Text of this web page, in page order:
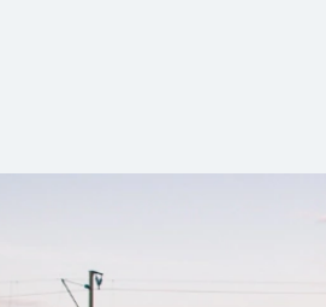
oder Quantenphysik. Die S-